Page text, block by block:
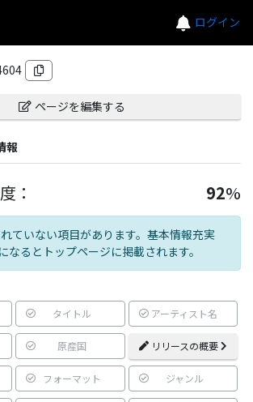
ログイン
ページを編集する
報
： 92%
ていない項目があります。基本情報充実
なるとトップページに掲載されます。
タイトル アーティスト名
原産国 リリースの概要
フォーマット ジャンル